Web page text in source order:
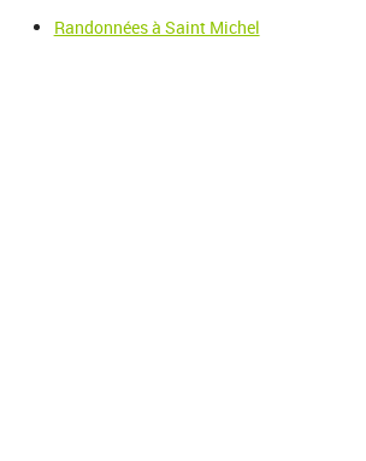
Randonnées à Saint Michel